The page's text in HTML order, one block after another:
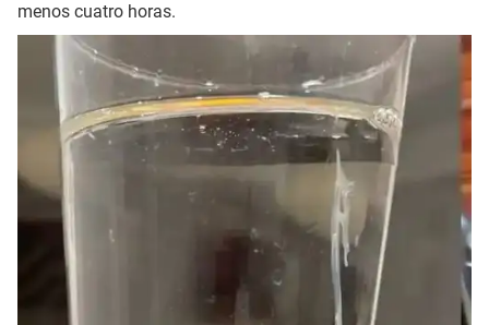
menos cuatro horas.